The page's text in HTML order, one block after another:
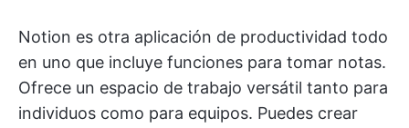
Notion es otra aplicación de productividad todo
en uno que incluye funciones para tomar notas.
Ofrece un espacio de trabajo versátil tanto para
individuos como para equipos. Puedes crear